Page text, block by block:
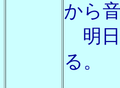
から
明日
る。